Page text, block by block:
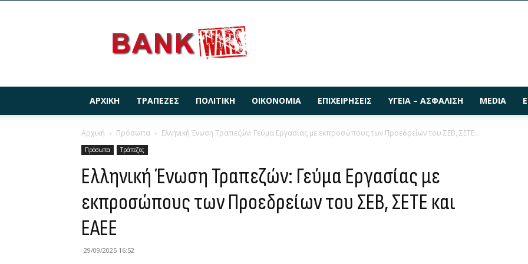
ΑΡΧΙΚΉ ΤΡΆΠΕΖΕΣ ΠΟΛΙΤΙΚΉ ΟΙΚΟΝΟΜΊΑ ΕΠΙΧΕΙΡΉΣΕΙΣ ΥΓΕΊΑ – ΑΣΦΆΛΙΣΗ MEDIA
Αρχική Πρόσωπα Ελληνική Ένωση Τραπεζών: Γεύμα Εργασίας με εκπροσώπους των Προεδρείων του ΣΕΒ, ΣΕΤΕ...
Πρόσωπα Τράπεζες
Ελληνική Ένωση Τραπεζών: Γεύμα Εργασίας με
εκπροσώπους των Προεδρείων του ΣΕΒ, ΣΕΤΕ και
ΕΑΕΕ
29/09/2025 16:52